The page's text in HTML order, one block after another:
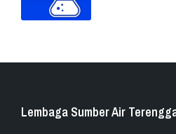
Lembaga Sumber Air